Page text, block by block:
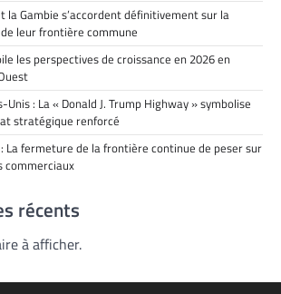
la Gambie s’accordent définitivement sur la
leur frontière commune
les perspectives de croissance en 2026 en
: La « Donald J. Trump Highway » symbolise
stratégique renforcé
La fermeture de la frontière continue de peser sur
commerciaux
récents
à afficher.